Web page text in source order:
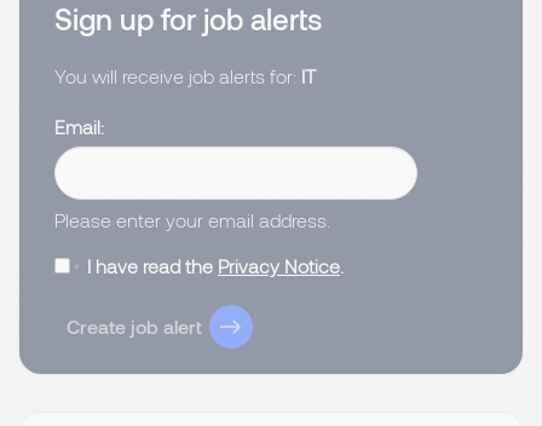
Sign up for job alerts
You will receive job alerts for: IT
Email
Please enter your email address.
I have read the Privacy Notice.
Create job alert